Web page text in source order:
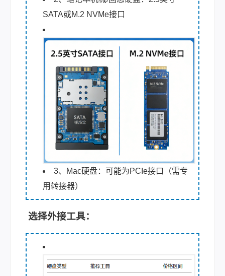
SATA或M.2 NVMe接口
3、Mac硬盘：可能为PCIe接口（需专
用转接器）
选择外接工具：